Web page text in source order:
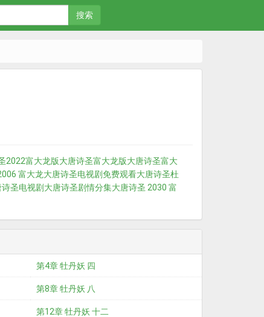
搜索
2022富大龙版大唐诗圣富大龙版大唐诗圣富大
富大龙大唐诗圣电视剧免费观看大唐诗圣杜
圣电视剧 大唐诗圣剧情分集大唐诗圣 2030 富
第4章 牡丹妖 四
第8章 牡丹妖 八
第12章 牡丹妖 十二